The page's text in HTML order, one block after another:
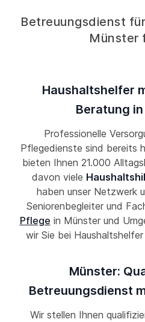
Betreuungsdienst
Münster
Haushaltshelfer
Beratung
Professionelle
Pflegedienste sind bereits
bieten Ihnen 21.000
davon viele
haben unser Netzwerk
Seniorenbegleiter und
Pflege in Münster und
wir Sie bei
Münster:
Betreuungsdienst
Wir stellen Ihnen